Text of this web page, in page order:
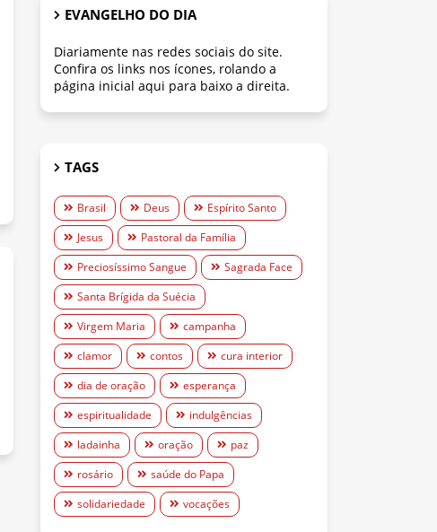
EVANGELHO DO DIA
Diariamente nas redes sociais do site.
Confira os links nos ícones, rolando a
página inicial aqui para baixo a direita.
TAGS
Brasil Deus
Espírito Santo
Jesus
Pastoral da Família
Preciosíssimo Sangue
Sagrada Face
Santa Brígida da Suécia
Virgem Maria
campanha
clamor
contos
cura interior
dia de oração
esperança
espiritualidade
indulgências
ladainha
oração
paz
rosário
saúde do Papa
solidariedade
vocações